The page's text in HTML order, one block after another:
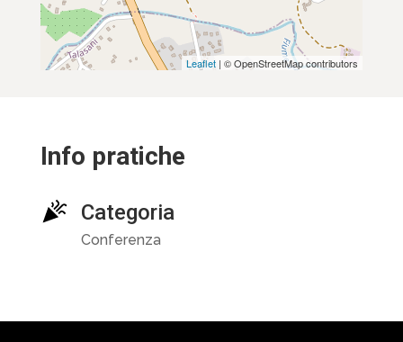
Leaflet | © OpenStreetMap contributors
Info pratiche
Categoria
Conferenza